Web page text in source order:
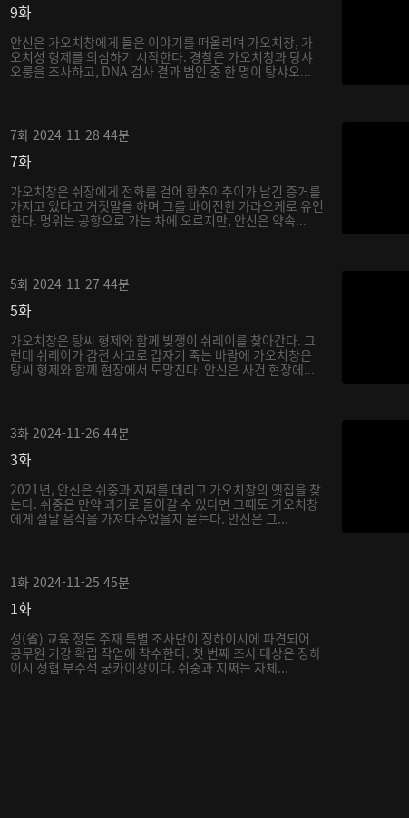
9화
안신은 가오치창에게 들은 이야기를 떠올리며 가오치창, 가
오치성 형제를 의심하기 시작한다. 경찰은 가오치창과 탕샤
오룽을 조사하고, DNA 검사 결과 범인 중 한 명이 탕샤오...
7화 2024-11-28 44분
7화
가오치창은 쉬장에게 전화를 걸어 황추이추이가 남긴 증거를
가지고 있다고 거짓말을 하며 그를 바이진한 가라오케로 유인
한다. 멍위는 공항으로 가는 차에 오르지만, 안신은 약속...
5화 2024-11-27 44분
5화
가오치창은 탕씨 형제와 함께 빚쟁이 쉬레이를 찾아간다. 그
런데 쉬레이가 감전 사고로 갑자기 죽는 바람에 가오치창은
탕씨 형제와 함께 현장에서 도망친다. 안신은 사건 현장에...
3화 2024-11-26 44분
3화
2021년, 안신은 쉬중과 지쩌를 데리고 가오치창의 옛집을 찾
는다. 쉬중은 만약 과거로 돌아갈 수 있다면 그때도 가오치창
에게 설날 음식을 가져다주었을지 묻는다. 안신은 그...
1화 2024-11-25 45분
1화
성(省) 교육 정돈 주재 특별 조사단이 징하이시에 파견되어
공무원 기강 확립 작업에 착수한다. 첫 번째 조사 대상은 징하
이시 정협 부주석 궁카이장이다. 쉬중과 지쩌는 자체...